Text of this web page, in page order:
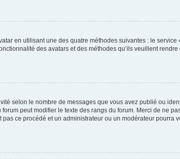
en utilisant une des quatre méthodes suivantes : le
des avatars et des méthodes qu’ils veuillent
selon le nombre de messages que vous avez publié ou
peut modifier le texte des rangs du forum. Merci de ne
ce procédé et un administrateur ou un modérateur pourra